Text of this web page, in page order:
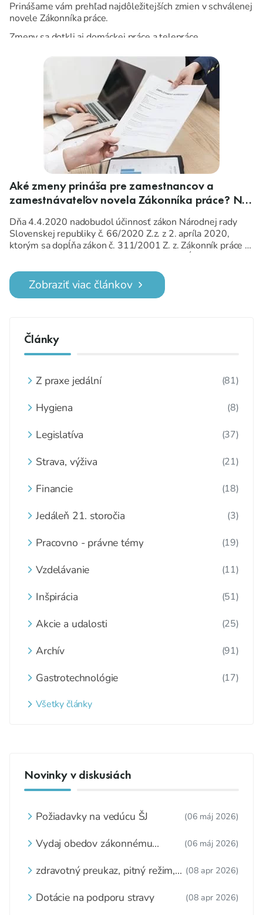
Prinášame vám prehľad najdôležitejších zmien v schválenej
novele Zákonníka práce.
Zmeny sa dotkli aj domáckej práce a telepráce.
Aké zmeny prináša pre zamestnancov a
zamestnávateľov novela Zákonníka práce? Na
Dňa 4.4.2020 nadobudol účinnosť zákon Národnej rady
Slovenskej republiky č. 66/2020 Z.z. z 2. apríla 2020,
ktorým sa dopĺňa zákon č. 311/2001 Z. z. Zákonník práce v
znení neskorších predpisov a ktorým sa dopĺňajú niektoré
zákony.
Zobraziť viac článkov
Články
Z praxe jedální (81)
Hygiena (8)
Legislatíva (37)
Strava, výživa (21)
Financie (18)
Jedáleň 21. storočia (3)
Pracovno - právne témy (19)
Vzdelávanie (11)
Inšpirácia (51)
Akcie a udalosti (25)
Archív (91)
Gastrotechnológie (17)
Všetky články
Novinky v diskusiách
Požiadavky na vedúcu ŠJ (06 máj 2026)
Vydaj obedov zákonnému
(06 máj 2026)
zdravotný preukaz, pitný režim,
(08 apr 2026)
Dotácie na podporu stravy (08 apr 2026)